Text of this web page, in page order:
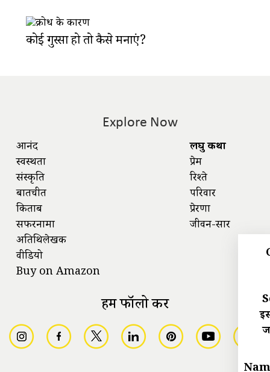
कोई गुस्सा हो तो कैसे मनाएं?
Explore Now
आनंद
स्वस्थता
संस्कृति
बातचीत
किताबें
सफरनामा
अतिथिलेखक
वीडियो
Buy on Amazon
लघु कथा
प्रेम
रिश्ते
परिवार
प्रेरणा
जीवन-सार
हमें फॉलो करें